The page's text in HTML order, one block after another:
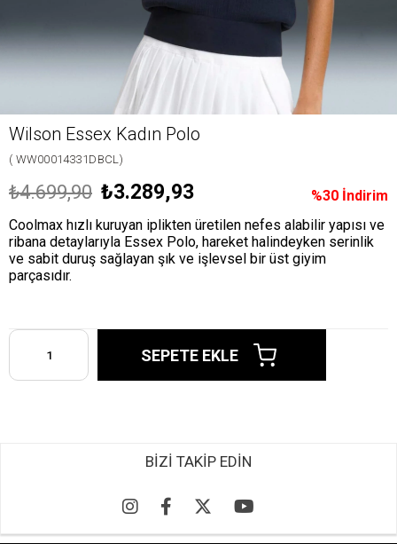
Wilson Essex Kadın Polo
( WW00014331DBCL)
%30 İndirim
₺4.699,90 ₺3.289,93
Coolmax hızlı kuruyan iplikten üretilen nefes alabilir yapısı ve
ribana detaylarıyla Essex Polo, hareket halindeyken serinlik
ve sabit duruş sağlayan şık ve işlevsel bir üst giyim
parçasıdır.
BİZİ TAKİP EDİN